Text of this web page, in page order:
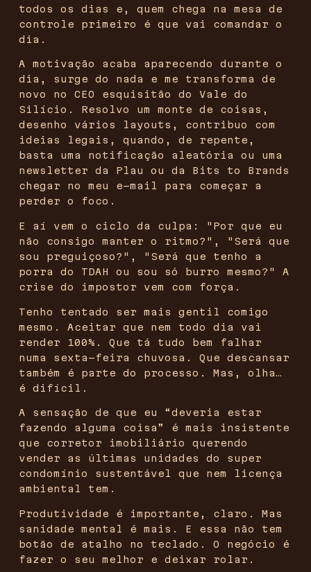
todos os dias e, quem chega na mesa de
controle primeiro é que vai comandar o
dia.
A motivação acaba aparecendo durante o
dia, surge do nada e me transforma de
novo no CEO esquisitão do Vale do
Silício. Resolvo um monte de coisas,
desenho vários layouts, contribuo com
ideias legais, quando, de repente,
basta uma notificação aleatória ou uma
newsletter da Plau ou da Bits to Brands
chegar no meu e-mail para começar a
perder o foco.
E aí vem o ciclo da culpa: "Por que eu
não consigo manter o ritmo?", "Será que
sou preguiçoso?", "Será que tenho a
porra do TDAH ou sou só burro mesmo?" A
crise do impostor vem com força.
Tenho tentado ser mais gentil comigo
mesmo. Aceitar que nem todo dia vai
render 100%. Que tá tudo bem falhar
numa sexta-feira chuvosa. Que descansar
também é parte do processo. Mas, olha…
é difícil.
A sensação de que eu “deveria estar
fazendo alguma coisa” é mais insistente
que corretor imobiliário querendo
vender as últimas unidades do super
condomínio sustentável que nem licença
ambiental tem.
Produtividade é importante, claro. Mas
sanidade mental é mais. E essa não tem
botão de atalho no teclado. O negócio é
fazer o seu melhor e deixar rolar.